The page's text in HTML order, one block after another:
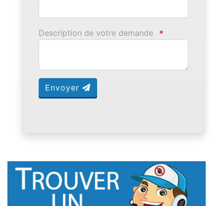
Description de votre demande *
Envoyer